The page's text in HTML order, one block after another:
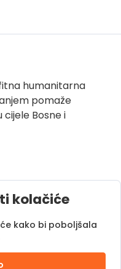
humanitarna
pomaže
Bosne i
kolačiće
kako bi poboljšala